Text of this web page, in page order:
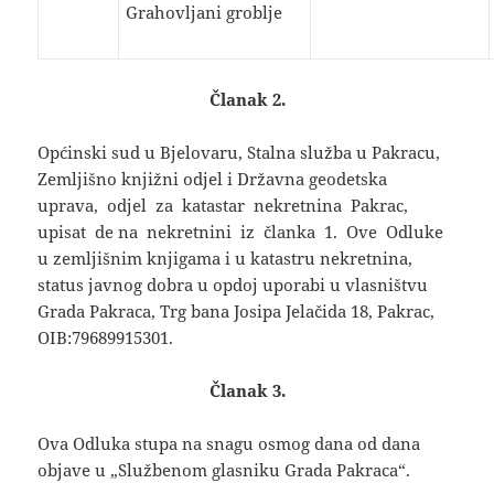
Grahovljani groblje
Članak 2.
Općinski sud u Bjelovaru, Stalna služba u Pakracu,
Zemljišno knjižni odjel i Državna geodetska
uprava, odjel za katastar nekretnina Pakrac,
upisat de na nekretnini iz članka 1. Ove Odluke
u zemljišnim knjigama i u katastru nekretnina,
status javnog dobra u opdoj uporabi u vlasništvu
Grada Pakraca, Trg bana Josipa Jelačida 18, Pakrac,
OIB:79689915301.
Članak 3.
Ova Odluka stupa na snagu osmog dana od dana
objave u „Službenom glasniku Grada Pakraca“.